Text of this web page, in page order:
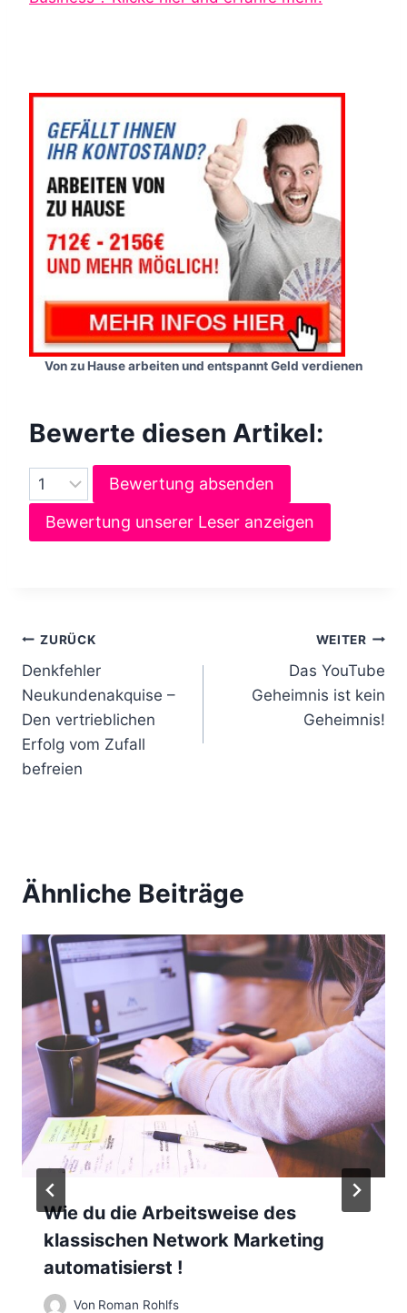
Von zu Hause arbeiten und entspannt Geld verdienen
Bewerte diesen Artikel:
Bewertung absenden
Bewertung unserer Leser anzeigen
B
e
i
t
g
s
n
i
g
a
ZURÜCK
Denkfehler
Neukundenakquise –
Den vertrieblichen
Erfolg vom Zufall
befreien
WEITER
Das YouTube
Geheimnis ist kein
Geheimnis!
Ähnliche Beiträge
Wie du die Arbeitsweise des
klassischen Network Marketing
automatisierst !
Von Roman Rohlfs